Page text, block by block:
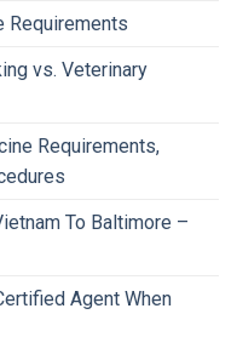
Requirements
vs. Veterinary
Requirements,
To Baltimore –
Agent When